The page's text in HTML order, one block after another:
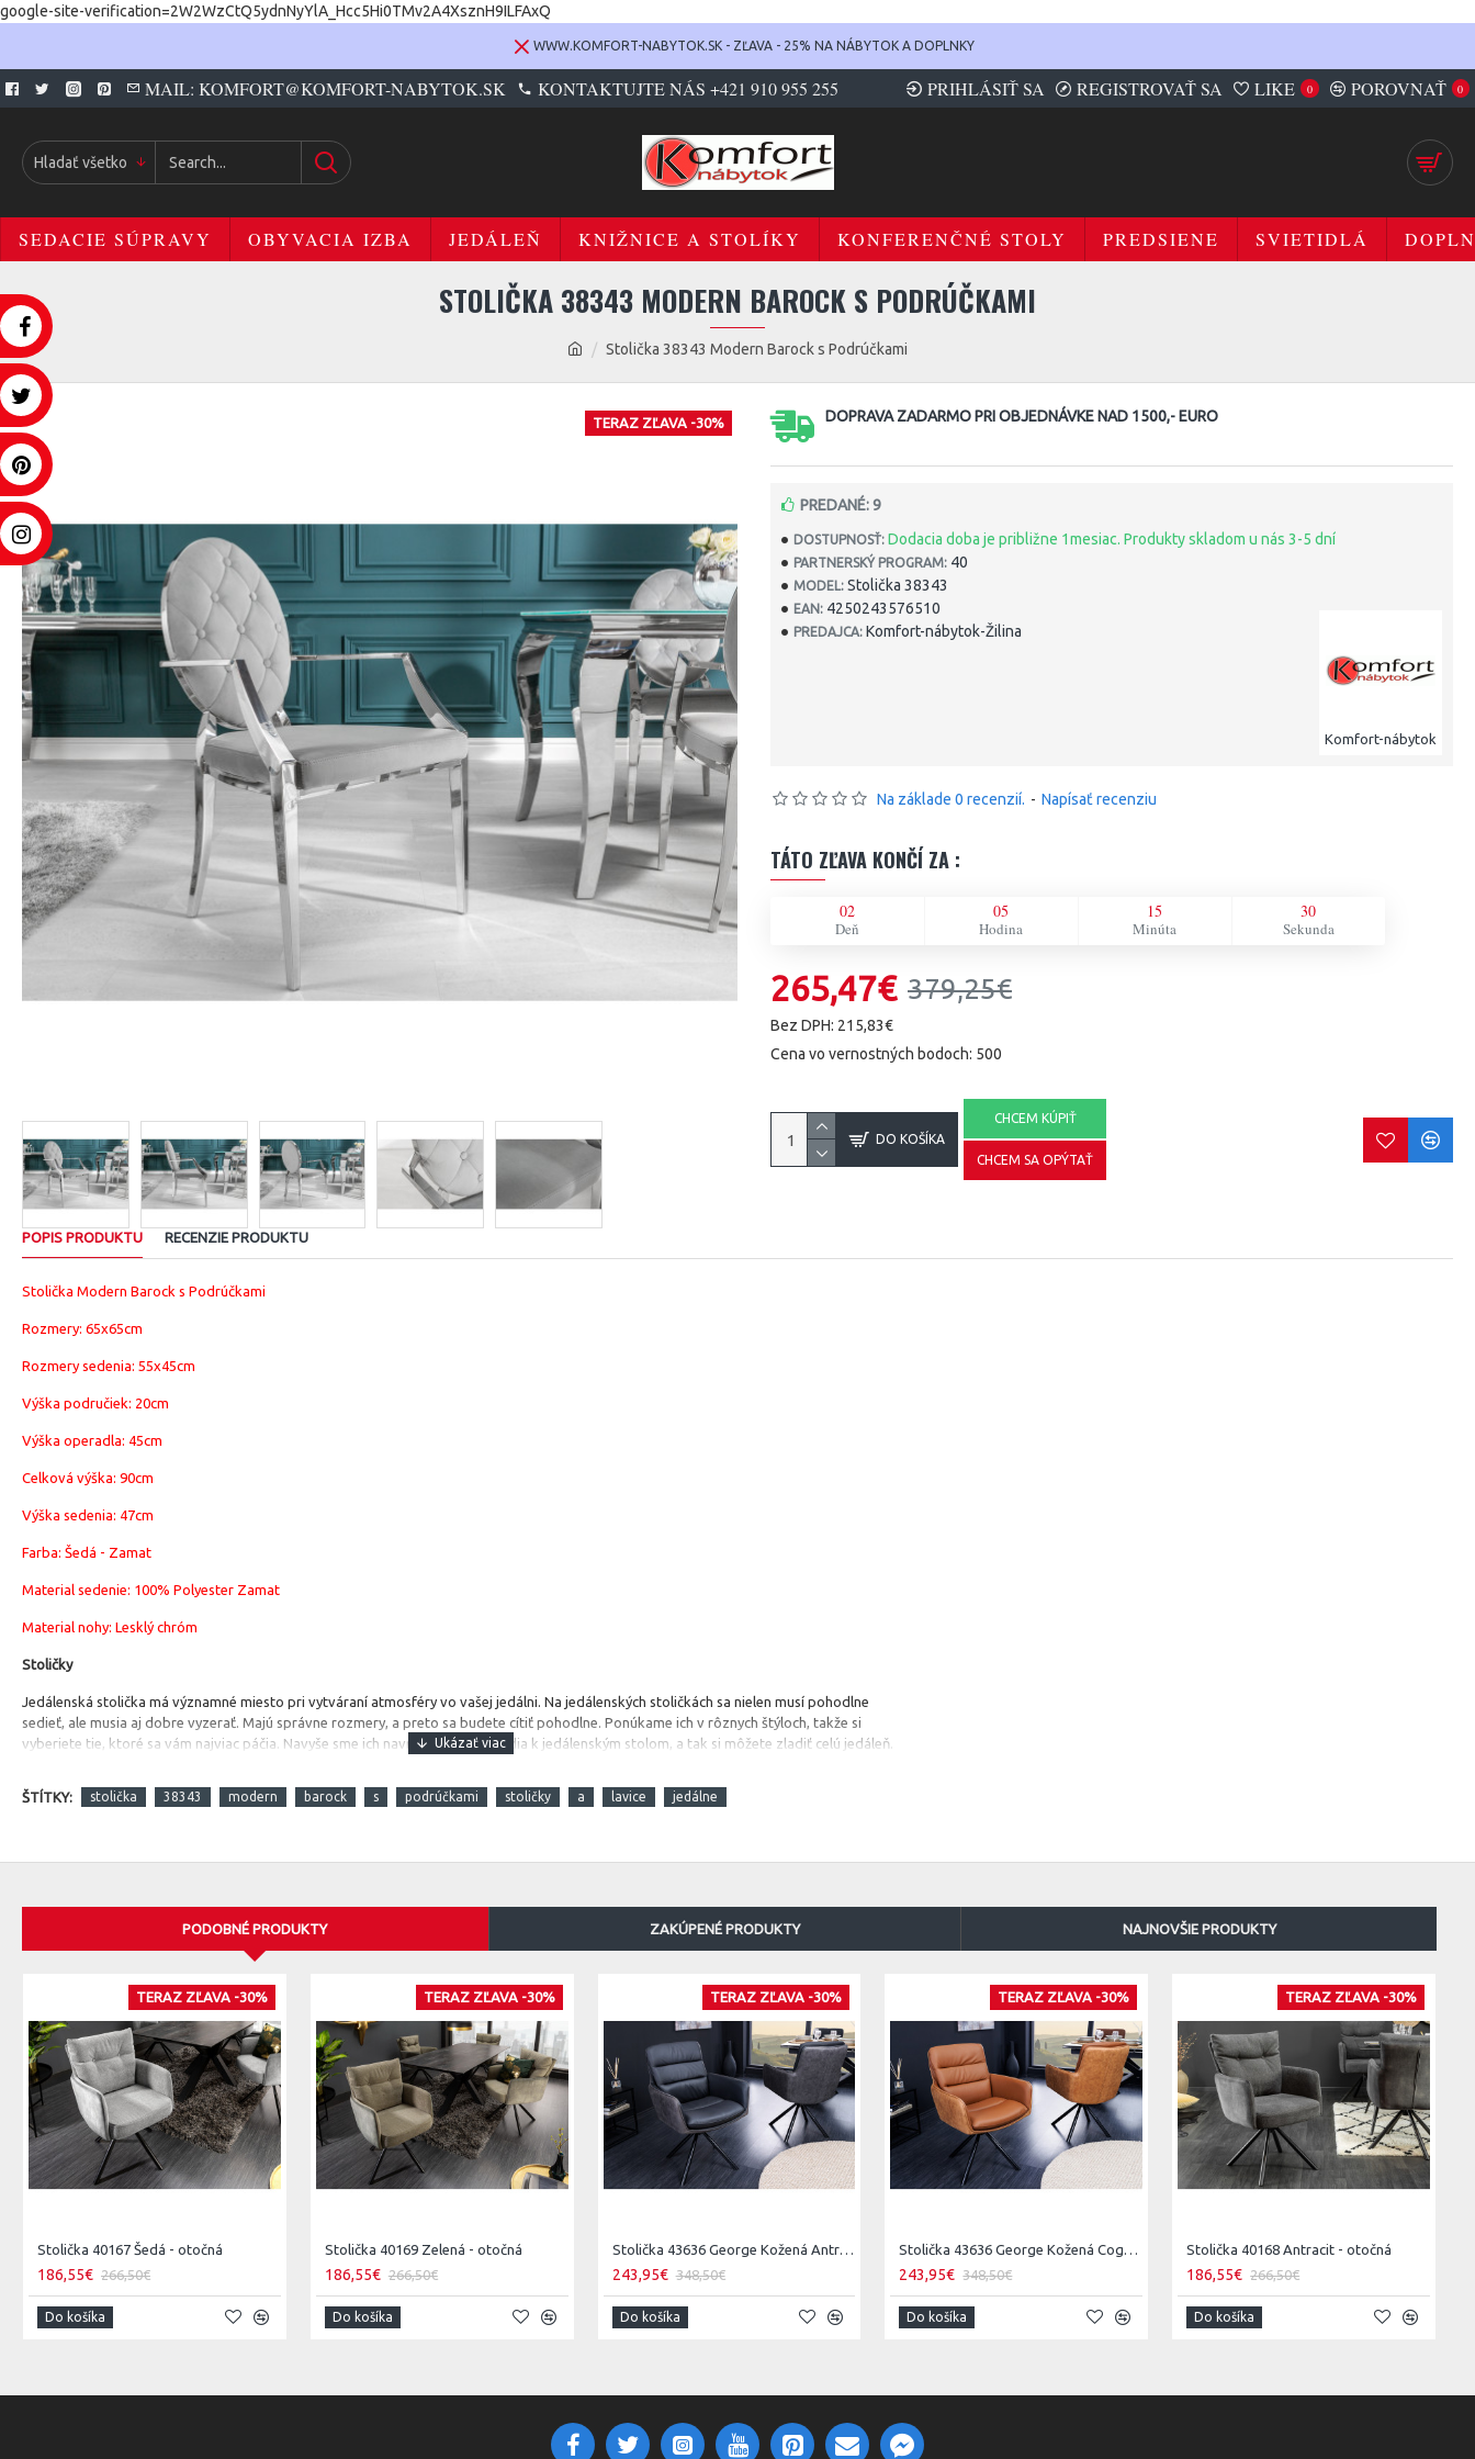
google-site-verification=2W2WzCtQ5ydnNyYlA_Hcc5Hi0TMv2A4XsznH9ILFAxQ
WWW.KOMFORT-NABYTOK.SK - ZĽAVA - 25% NA NÁBYTOK A DOPLNKY
MAIL: KOMFORT@KOMFORT-NABYTOK.SK KONTAKTUJTE NÁS +421 910 955 255 PRIHLÁSIŤ SA REGISTROVAŤ SA LIKE 0 POROVNAŤ 0
Hladať všetko
SEDACIE SÚPRAVY OBYVACIA IZBA JEDÁLEŇ KNIŽNICE A STOLÍKY KONFERENČNÉ STOLY PREDSIENE SVIETIDLÁ
Stolička 38343 Modern Barock s Podrúčkami
STOLIČKA 38343 MODERN BAROCK S PODRÚČKAMI
TERAZ ZĽAVA -30% DOPRAVA ZADARMO PRI OBJEDNÁVKE NAD 1500,- EURO
DOSTUPNOSŤ: Dodacia doba je približne 1mesiac. Produkty skladom u nás 3-5 dní
PARTNERSKÝ PROGRAM: 40
MODEL: Stolička 38343
EAN: 4250243576510
PREDAJCA: Komfort-nábytok-Žilina
Komfort-nábytok
PREDANÉ: 9
Na základe 0 recenzií. - Napísať recenziu
TÁTO ZĽAVA KONČÍ ZA :
02
Deň
05
Hodina
15
Minúta
29
Sekunda
265,47€ 379,25€
Bez DPH: 215,83€
Cena vo vernostných bodoch: 500
DO KOŠÍKA
CHCEM KÚPIŤ
CHCEM SA OPÝTAŤ
POPIS PRODUKTU RECENZIE PRODUKTU
Stolička Modern Barock s Podrúčkami
Rozmery: 65x65cm
Rozmery sedenia: 55x45cm
Výška područiek: 20cm
Výška operadla: 45cm
Celková výška: 90cm
Výška sedenia: 47cm
Farba: Šedá - Zamat
Material sedenie: 100% Polyester Zamat
Material nohy: Lesklý chróm
Stoličky
Jedálenská stolička má významné miesto pri vytváraní atmosféry vo vašej jedálni. Na jedálenských stoličkách sa nielen musí pohodlne
sedieť, ale musia aj dobre vyzerať. Majú správne rozmery, a preto sa budete cítiť pohodlne. Ponúkame ich v rôznych štýloch, takže si
vyberiete tie, ktoré sa vám najviac páčia. Navyše sme ich navrhli tak, že sa hodia k jedálenským stolom, a tak si môžete zladiť celú jedáleň.
ŠTÍTKY: stolička 38343 modern barock s podrúčkami stoličky a lavice jedálne
PODOBNÉ PRODUKTY ZAKÚPENÉ PRODUKTY NAJNOVŠIE PRODUKTY
TERAZ ZĽAVA -30%
Stolička 40167 Šedá - otočná
186,55€ 266,50€
Do košíka
TERAZ ZĽAVA -30%
Stolička 40169 Zelená - otočná
186,55€ 266,50€
Do košíka
TERAZ ZĽAVA -30%
Stolička 43636 George Kožená Antracit
243,95€ 348,50€
Do košíka
TERAZ ZĽAVA -30%
Stolička 43636 George Kožená Cognac
243,95€ 348,50€
Do košíka
TERAZ ZĽAVA -30%
Stolička 40168 Antracit - otočná
186,55€ 266,50€
Do košíka